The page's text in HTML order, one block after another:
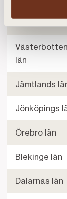
län
Jämtlands
Jönköpings
Örebro län
Blekinge län
Dalarnas län